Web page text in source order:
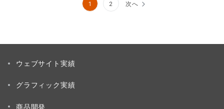
ジ
送
1 2 次へ
ウェブサイト実績
グラフィック実績
商品開発